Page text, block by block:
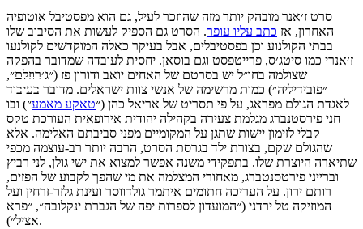
סרט ז׳אנר מובהק יותר מזה שהוזכר לעיל, גם הוא מפסטיבל אוטופיה
האחרון, אז כתב עליו עופר. הסרט גם הספיק לעשות את הסיבוב שלו
בבתי הקולנוע וכן בפסטיבלים, אבל בעיקר כאלה המוקדשים לקולנעו
ז׳אנרי כמו סיטג׳ס, פרייטפסט וגם בוסאן. יחסית לעובדה שמדובר בהפקה
שצולמה בחו״ל יש בסרטם של האחים יואב ודורון פז (״ג׳רוזלם״,
״פובידיליה״) כמות מרשימה של אנשי צוות ישראלים. מדובר בעיבוד
לאגדת הגולם מפראג, על פי תסריט של אריאל כהן (״טאקע מאמע״) ובו
חני פירסטנברג מגלמת צעירה בקהילה יהודית אירופאית העורכת טקס
קבלי לזימון יישות שתגן על המקומיים מפני סביבתם האלימה. אלא
שהגולם שקם, בצורת ילד בגרסת הסרט, הרבה יותר רב-עוצמה מכפי
שתיארה היוצרת שלו. בתפקידי משנה אפשר למצוא את ישי גולן, לני רביץ
וברייני פירטסנטברג, מאחורי המצלמה את מי שהפך לקבוע של הפזים,
רותם ירון. על העריכה חתומים איתמר גולדווסר ועינת גלזר-זרחין ועל
המוזיקה טל ירדני (״המועדון לספרות יפה של הגברת ינקלובה״, ״פרא
אציל״).